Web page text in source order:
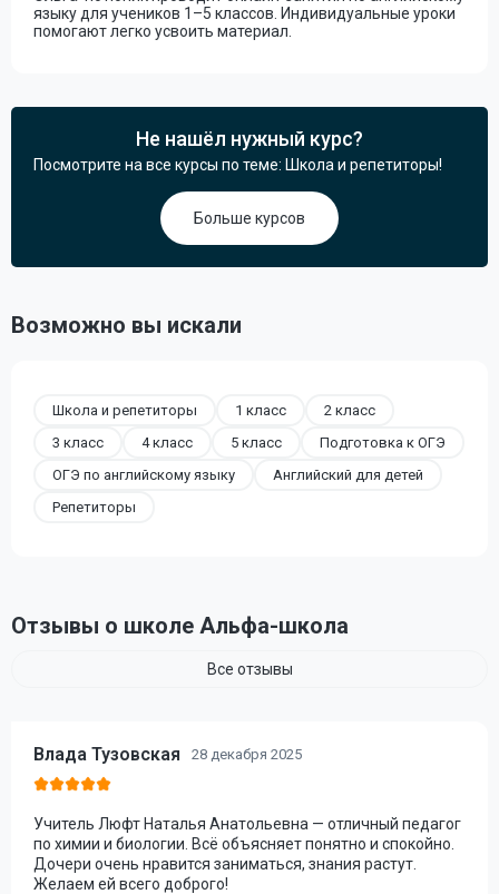
языку для учеников 1–5 классов. Индивидуальные уроки
помогают легко усвоить материал.
Не нашёл нужный курс?
Посмотрите на все курсы по теме: Школа и репетиторы!
Больше курсов
Возможно вы искали
Школа и репетиторы 1 класс
2 класс
3 класс
4 класс 5 класс
Подготовка к ОГЭ
ОГЭ по английскому языку
Английский для детей
Репетиторы
Отзывы о школе Альфа-школа
Все отзывы
Влада Тузовская 28 декабря 2025
Учитель Люфт Наталья Анатольевна — отличный педагог
по химии и биологии. Всё объясняет понятно и спокойно.
Дочери очень нравится заниматься, знания растут.
Желаем ей всего доброго!